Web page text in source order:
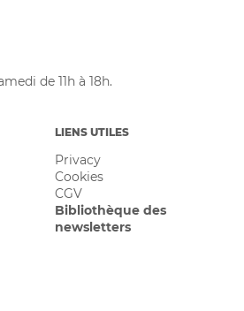
de 11h à 18h.
LIENS UTILES
Privacy
Cookies
CGV
Bibliothèque des
newsletters